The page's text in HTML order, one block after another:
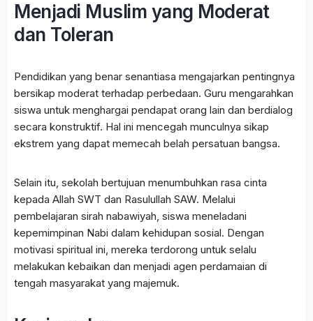
Menjadi Muslim yang Moderat
dan Toleran
Pendidikan yang benar senantiasa mengajarkan pentingnya
bersikap moderat terhadap perbedaan. Guru mengarahkan
siswa untuk menghargai pendapat orang lain dan berdialog
secara konstruktif. Hal ini mencegah munculnya sikap
ekstrem yang dapat memecah belah persatuan bangsa.
Selain itu, sekolah bertujuan menumbuhkan rasa cinta
kepada Allah SWT dan Rasulullah SAW. Melalui
pembelajaran sirah nabawiyah, siswa meneladani
kepemimpinan Nabi dalam kehidupan sosial. Dengan
motivasi spiritual ini, mereka terdorong untuk selalu
melakukan kebaikan dan menjadi agen perdamaian di
tengah masyarakat yang majemuk.